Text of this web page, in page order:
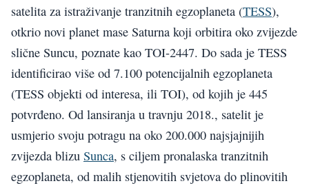
satelita za istraživanje tranzitnih egzoplaneta (TESS),
otkrio novi planet mase Saturna koji orbitira oko zvijezde
slične Suncu, poznate kao TOI-2447. Do sada je TESS
identificirao više od 7.100 potencijalnih egzoplaneta
(TESS objekti od interesa, ili TOI), od kojih je 445
potvrđeno. Od lansiranja u travnju 2018., satelit je
usmjerio svoju potragu na oko 200.000 najsjajnijih
zvijezda blizu Sunca, s ciljem pronalaska tranzitnih
egzoplaneta, od malih stjenovitih svjetova do plinovitih